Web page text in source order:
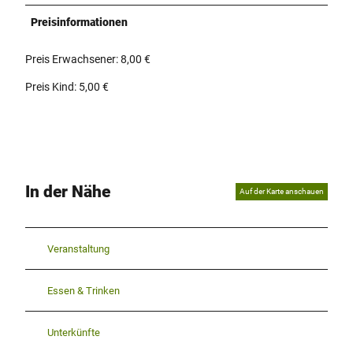
Preisinformationen
Preis Erwachsener: 8,00 €
Preis Kind: 5,00 €
In der Nähe Auf der Karte anschauen
Veranstaltung
Essen & Trinken
Unterkünfte